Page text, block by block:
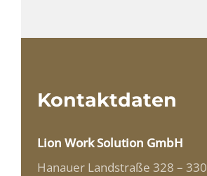
Kontaktdaten
Lion Work Solution GmbH
Hanauer Landstraße 328 – 330